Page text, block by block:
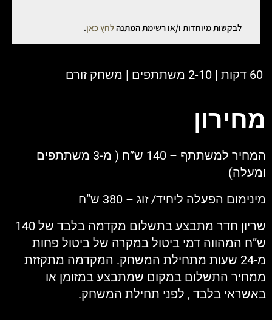
מחירון
המחיר למשתתף – 140 ש”ח ( מ-3 משתתפים
ומעלה)
מינימום הפעלה ליחיד/ זוג – 380 ש”ח
שריון חדר מתבצע בתשלום מקדמה בלבד של 140
ש”ח המהווה דמי ביטול במקרה של ביטול פחות
מ-24 שעות מתחילת המשחק. המקדמה מתקזזת
ממחיר התשלום במקום שמתבצע במזומן או
באשראי בלבד , לפני תחילת המשחק.